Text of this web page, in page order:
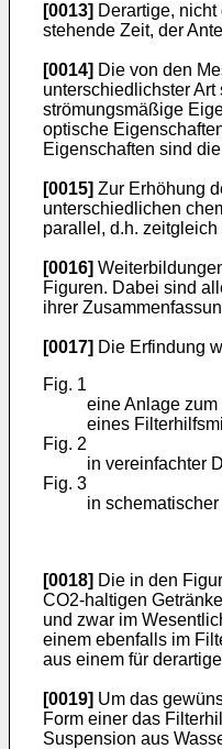
[0013] Derartige,
stehende Zeit, der
[0014] Die von den
unterschiedlichster
strömungsmäßige
optische
Eigenschaften sind
[0015] Zur Erhöhung
unterschiedlichen
parallel, d.h.
[0016]
Figuren. Dabei sind
ihrer
[0017] Die Erfindung
Fig. 1
eine Anlage
eines
Fig. 2
in vereinfachter
Fig. 3
in
[0018] Die in den
CO2-haltigen
und zwar im
einem ebenfalls im
aus einem für
[0019] Um das
Form einer das
Suspension aus